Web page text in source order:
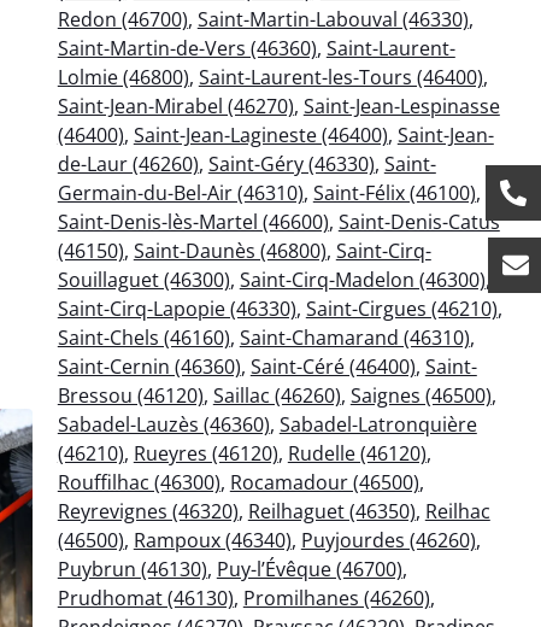
Redon (46700), Saint-Martin-Labouval (46330),
Saint-Martin-de-Vers (46360), Saint-Laurent-
Lolmie (46800), Saint-Laurent-les-Tours (46400),
Saint-Jean-Mirabel (46270), Saint-Jean-Lespinasse
(46400), Saint-Jean-Lagineste (46400), Saint-Jean-
de-Laur (46260), Saint-Géry (46330), Saint-
Germain-du-Bel-Air (46310), Saint-Félix (46100),
Saint-Denis-lès-Martel (46600), Saint-Denis-Catus
(46150), Saint-Daunès (46800), Saint-Cirq-
Souillaguet (46300), Saint-Cirq-Madelon (46300),
Saint-Cirq-Lapopie (46330), Saint-Cirgues (46210),
Saint-Chels (46160), Saint-Chamarand (46310),
Saint-Cernin (46360), Saint-Céré (46400), Saint-
Bressou (46120), Saillac (46260), Saignes (46500),
Sabadel-Lauzès (46360), Sabadel-Latronquière
(46210), Rueyres (46120), Rudelle (46120),
Rouffilhac (46300), Rocamadour (46500),
Reyrevignes (46320), Reilhaguet (46350), Reilhac
(46500), Rampoux (46340), Puyjourdes (46260),
Puybrun (46130), Puy-l’Évêque (46700),
Prudhomat (46130), Promilhanes (46260),